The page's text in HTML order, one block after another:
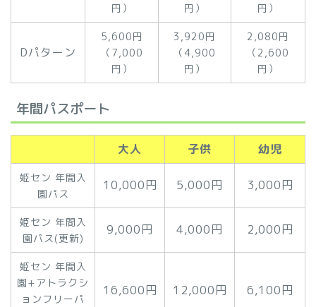
円）
円）
円）
Dパターン
5,600円
（7,000
円）
3,920円
（4,900
円）
2,080円
（2,600
円）
年間パスポート
大人 子供 幼児
姫セン 年間入
園パス
10,000円 5,000円 3,000円
姫セン 年間入
園パス(更新)
9,000円 4,000円 2,000円
姫セン 年間入
園+アトラクシ
ョンフリーパ
16,600円 12,000円 6,100円